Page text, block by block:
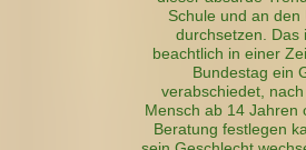
Schule und an den
durchsetzen. Das
beachtlich in einer
Bundestag ein
verabschiedet,
Mensch ab 14 Jahren
Beratung festlegen